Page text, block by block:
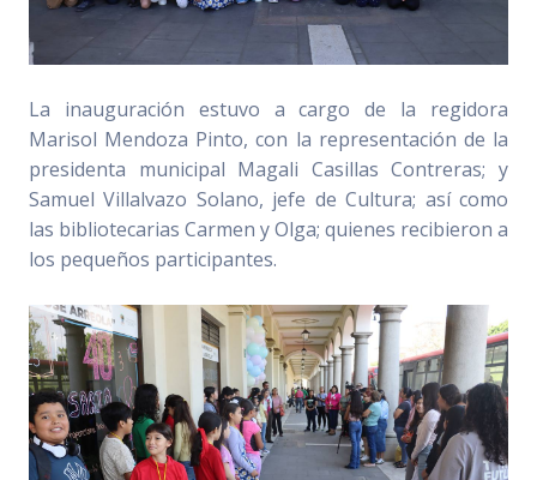
La inauguración estuvo a cargo de la regidora
Marisol Mendoza Pinto, con la representación de la
presidenta municipal Magali Casillas Contreras; y
Samuel Villalvazo Solano, jefe de Cultura; así como
las bibliotecarias Carmen y Olga; quienes recibieron a
los pequeños participantes.